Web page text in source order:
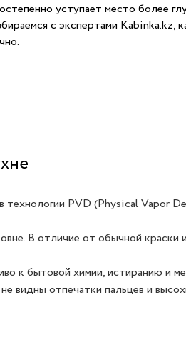
уступает место более
с экспертами Kabinka.kz,
технологии PVD (Physical Vapor
В отличие от обычной краски
к бытовой химии, истиранию и
видны отпечатки пальцев и